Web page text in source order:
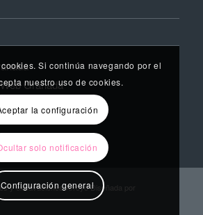
Granada
Granada
y excavaciones Arroyo Diseñada por
Si continúa navegando por el
nuestro uso de cookies.
la configuración
solo notificación
Configuración general